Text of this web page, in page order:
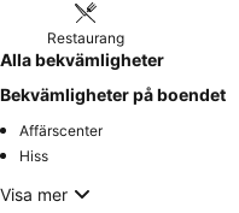
Restaurang
Alla bekvämligheter
Bekvämligheter på boendet
Affärscenter
Hiss
Visa mer